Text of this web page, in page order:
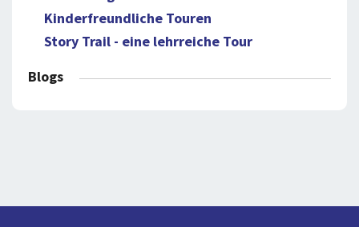
Kinderfreundliche Touren
Story Trail - eine lehrreiche Tour
Blogs